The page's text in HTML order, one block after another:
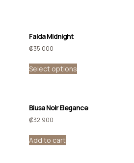
Falda Midnight
₡35,000
Select options
Blusa Noir Elegance
₡32,900
Add to cart